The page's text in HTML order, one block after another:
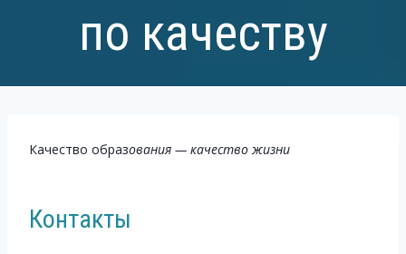
по качеству
Качество образования — качество жизни
Контакты